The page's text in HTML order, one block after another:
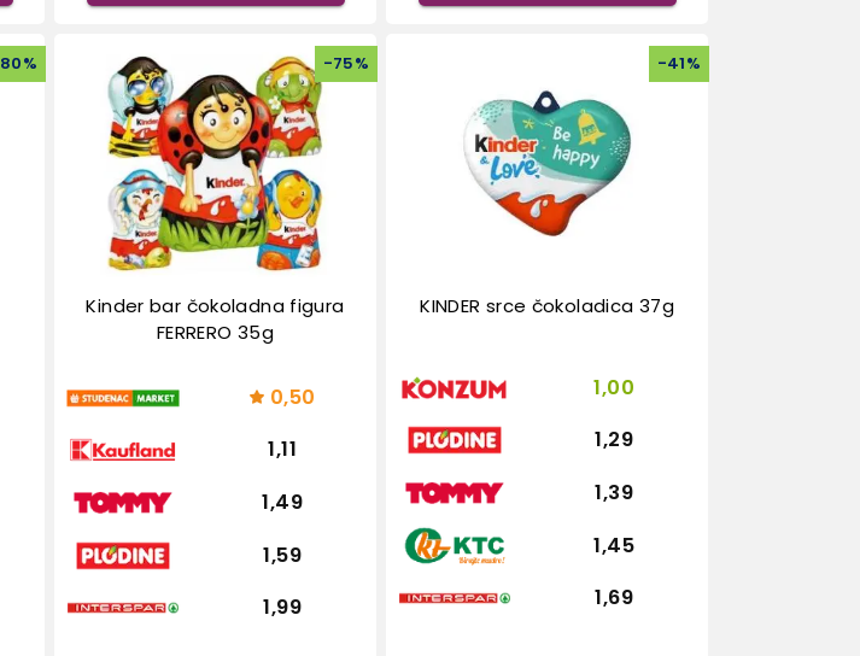
80% -75%
Kinder bar čokoladna figura
FERRERO 35g
0,50
1,11
1,49
1,59
1,99
-41%
KINDER srce čokoladica 37g
1,00
1,29
1,39
1,45
1,69